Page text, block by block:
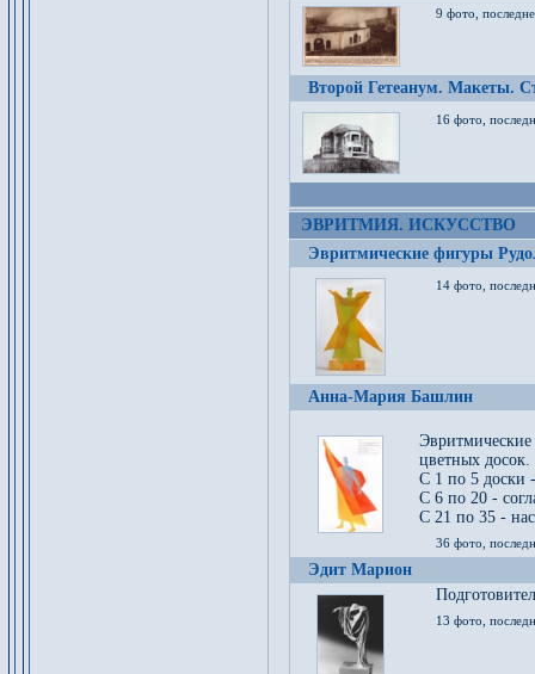
9 фото,
Второй Гетеанум. Макеты.
16 фото,
ЭВРИТМИЯ. ИСКУССТВО
Эвритмические фигуры
14 фото,
Анна-Мария Башлин
цветных досок.
С 1 по 5 доски
С 6 по 20 -
С 21 по 35 -
36 фото,
Эдит Марион
13 фото,